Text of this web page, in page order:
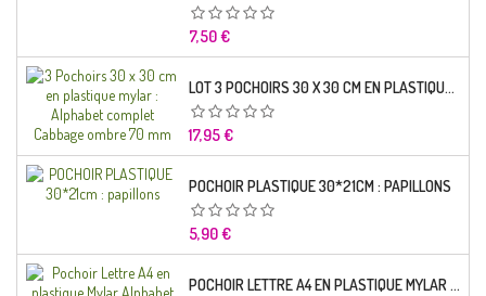
Prix
7,50 €
LOT 3 POCHOIRS 30 X 30 CM EN PLASTIQUE MYLAR : ALPHABET COMPLET CABBAGE OMBRE 70 MM
Prix
17,95 €
POCHOIR PLASTIQUE 30*21CM : PAPILLONS
Prix
5,90 €
POCHOIR LETTRE A4 EN PLASTIQUE MYLAR ALPHABET LETTRES BRODWAY CAPITALES 20 MM